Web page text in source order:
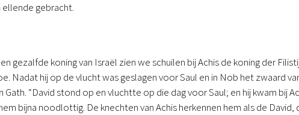
gebracht.
gezalfde koning van Israël zien we schuilen bij Achis de koning der
Nadat hij op de vlucht was geslagen voor Saul en in Nob het zwaard
Gath. “David stond op en vluchtte op die dag voor Saul; en hij kwam bij
bijna noodlottig. De knechten van Achis herkennen hem als de